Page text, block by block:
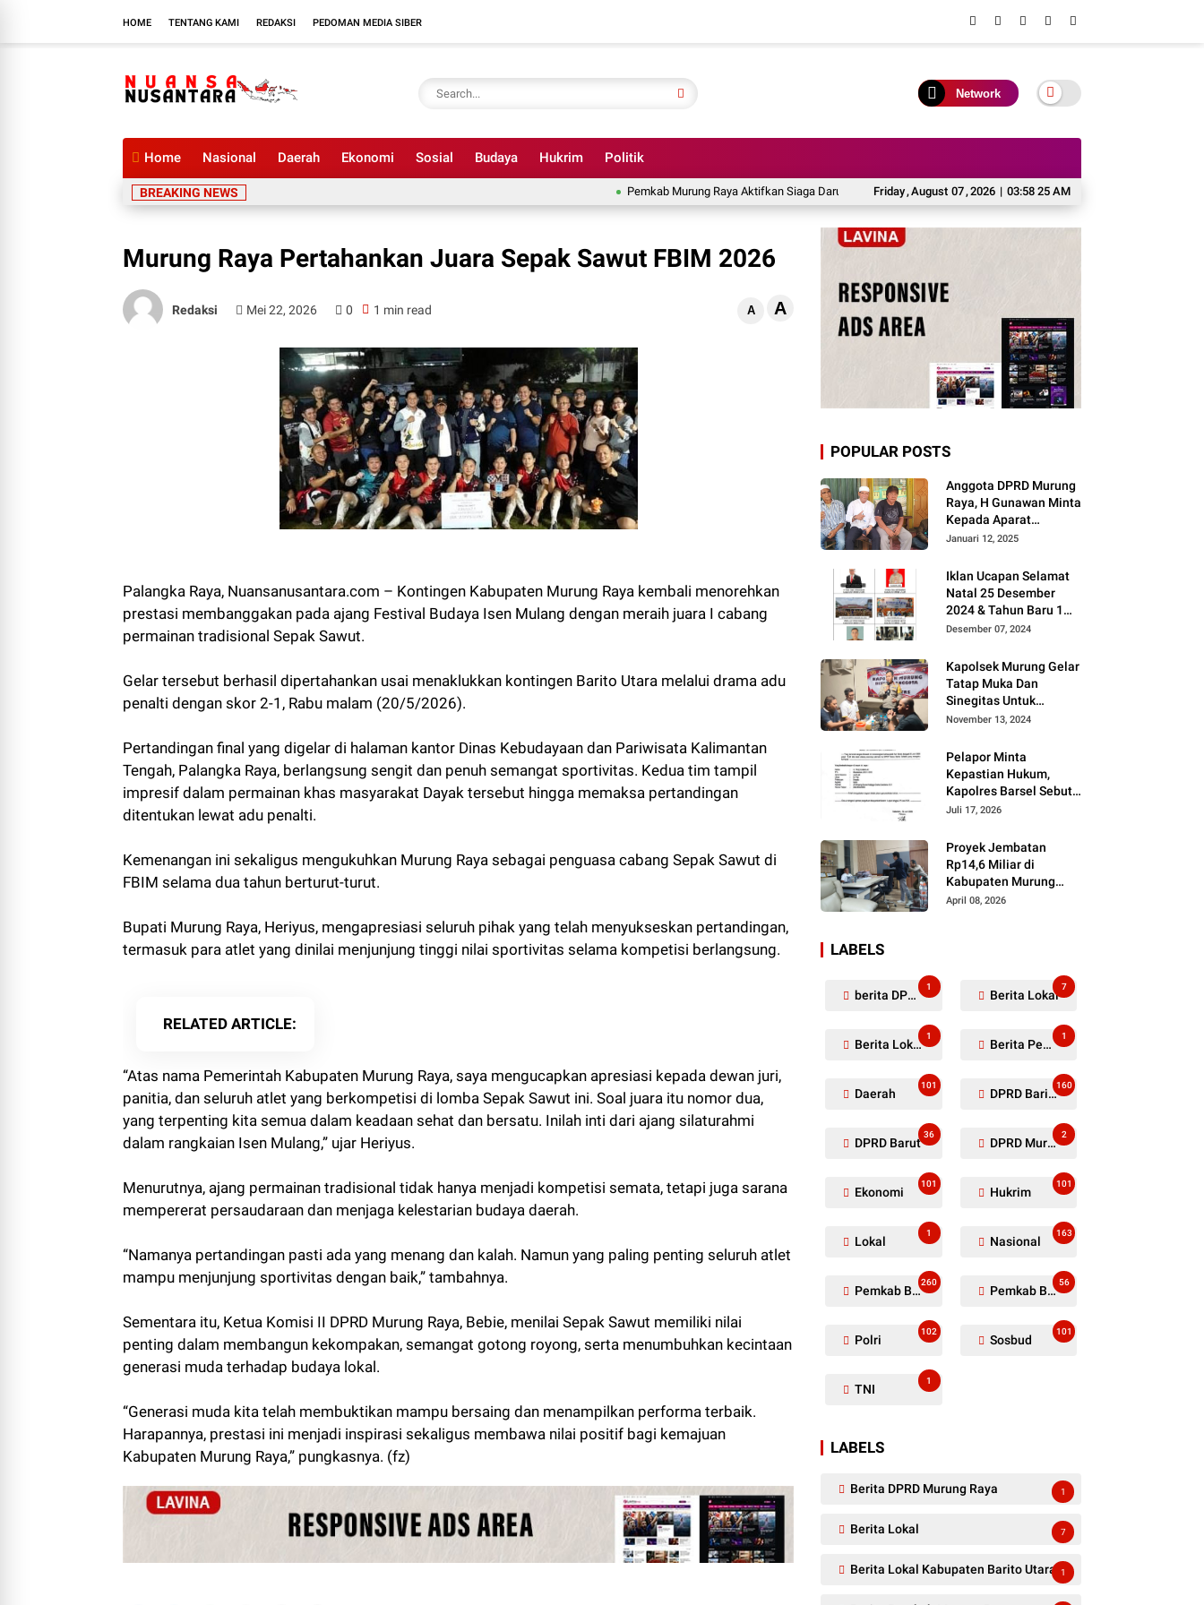
HOME TENTANG KAMI REDAKSI PEDOMAN MEDIA SIBER
Network
Home Nasional Daerah Ekonomi Sosial Budaya Hukrim Politik
Friday,August 07,2026 | 03:58 25 AM
BREAKING NEWS Pemkab Murung Raya Aktifkan Siaga Darurat Karhutla, Desa Diminta Perkuat Kesiapsiagaan Secara Dini
Murung Raya Pertahankan Juara Sepak Sawut FBIM 2026
Redaksi Mei 22, 2026 0 1 min read A A
Palangka Raya, Nuansanusantara.com – Kontingen Kabupaten Murung Raya kembali menorehkan
prestasi membanggakan pada ajang Festival Budaya Isen Mulang dengan meraih juara I cabang
permainan tradisional Sepak Sawut.
Gelar tersebut berhasil dipertahankan usai menaklukkan kontingen Barito Utara melalui drama adu
penalti dengan skor 2-1, Rabu malam (20/5/2026).
Pertandingan final yang digelar di halaman kantor Dinas Kebudayaan dan Pariwisata Kalimantan
Tengah, Palangka Raya, berlangsung sengit dan penuh semangat sportivitas. Kedua tim tampil
impresif dalam permainan khas masyarakat Dayak tersebut hingga memaksa pertandingan
ditentukan lewat adu penalti.
Kemenangan ini sekaligus mengukuhkan Murung Raya sebagai penguasa cabang Sepak Sawut di
FBIM selama dua tahun berturut-turut.
Bupati Murung Raya, Heriyus, mengapresiasi seluruh pihak yang telah menyukseskan pertandingan,
termasuk para atlet yang dinilai menjunjung tinggi nilai sportivitas selama kompetisi berlangsung.
RELATED ARTICLE
“Atas nama Pemerintah Kabupaten Murung Raya, saya mengucapkan apresiasi kepada dewan juri,
panitia, dan seluruh atlet yang berkompetisi di lomba Sepak Sawut ini. Soal juara itu nomor dua,
yang terpenting kita semua dalam keadaan sehat dan bersatu. Inilah inti dari ajang silaturahmi
dalam rangkaian Isen Mulang,” ujar Heriyus.
Menurutnya, ajang permainan tradisional tidak hanya menjadi kompetisi semata, tetapi juga sarana
mempererat persaudaraan dan menjaga kelestarian budaya daerah.
“Namanya pertandingan pasti ada yang menang dan kalah. Namun yang paling penting seluruh atlet
mampu menjunjung sportivitas dengan baik,” tambahnya.
Sementara itu, Ketua Komisi II DPRD Murung Raya, Bebie, menilai Sepak Sawut memiliki nilai
penting dalam membangun kekompakan, semangat gotong royong, serta menumbuhkan kecintaan
generasi muda terhadap budaya lokal.
“Generasi muda kita telah membuktikan mampu bersaing dan menampilkan performa terbaik.
Harapannya, prestasi ini menjadi inspirasi sekaligus membawa nilai positif bagi kemajuan
Kabupaten Murung Raya,” pungkasnya. (fz)
POPULAR POSTS
Anggota DPRD Murung
Raya, H Gunawan Minta
Kepada Aparat
Berantas judi dan
Instruksi Presiden RI
Januari 12, 2025
Iklan Ucapan Selamat
Natal 25 Desember
2024 & Tahun Baru 1
Januari 2025
Desember 07, 2024
Kapolsek Murung Gelar
Tatap Muka Dan
Sinegitas Untuk
Menjaga Situasi
Kondusif Dengan Insan
Pers
November 13, 2024
Pelapor Minta
Kepastian Hukum,
Kapolres Barsel Sebut
Dugaan Penyerobotan
Juli 17, 2026
Proyek Jembatan
Rp14,6 Miliar di
Kabupaten Murung
Raya Mangkrak,
April 08, 2026
LABELS
berita DPRD Murung Raya
1
Berita Lokal
7
Berita Lokal Kabupaten Barito Utara
1
Berita Pemkab Murung Raya
1
Daerah
101
DPRD Barito Utara
160
DPRD Barut
36
DPRD Murung Raya
2
Ekonomi
101
Hukrim
101
Lokal
1
Nasional
163
Pemkab Barito Utara
260
Pemkab Barut
56
Polri
102
Sosbud
101
TNI
1
LABELS
Berita DPRD Murung Raya 1
Berita Lokal 7
Berita Lokal Kabupaten Barito Utara 1